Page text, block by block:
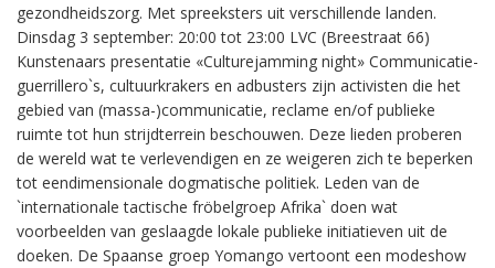
gezondheidszorg. Met spreeksters uit verschillende landen.
Dinsdag 3 september: 20:00 tot 23:00 LVC (Breestraat 66)
Kunstenaars presentatie «Culturejamming night» Communicatie-
guerrillero`s, cultuurkrakers en adbusters zijn activisten die het
gebied van (massa-)communicatie, reclame en/of publieke
ruimte tot hun strijdterrein beschouwen. Deze lieden proberen
de wereld wat te verlevendigen en ze weigeren zich te beperken
tot eendimensionale dogmatische politiek. Leden van de
`internationale tactische fröbelgroep Afrika` doen wat
voorbeelden van geslaagde lokale publieke initiatieven uit de
doeken. De Spaanse groep Yomango vertoont een modeshow